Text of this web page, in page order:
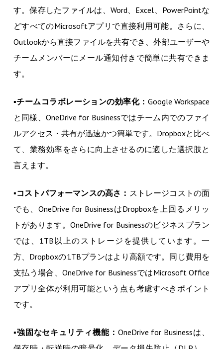
す。保存したファイルは、Word、Excel、PowerPointな
どすべてのMicrosoftアプリで直接利用可能。さらに、
Outlookから直接ファイルを共有でき、外部ユーザーや
チームメンバーにメール通知付きで簡単に共有できま
す。
▪チームコラボレーションの効率化： Google Workspace
と同様、OneDrive for Businessではチーム内でのファイ
ルアクセス・共有が迅速かつ簡単です。Dropboxと比べ
て、業務効率をさらに向上させるのに適した選択肢と
言えます。
▪コストパフォーマンスの高さ： ストレージコストの面
でも、OneDrive for BusinessはDropboxを上回るメリッ
トがあります。OneDrive for Businessのビジネスプラン
では、1TB以上のストレージを提供しています。一
方、Dropboxの1TBプランはより高額です。同じ費用を
支払う場合、OneDrive for BusinessではMicrosoft Office
アプリ全体が利用可能という点も考慮すべきポイント
です。
▪強固なセキュリティ機能： OneDrive for Businessは、